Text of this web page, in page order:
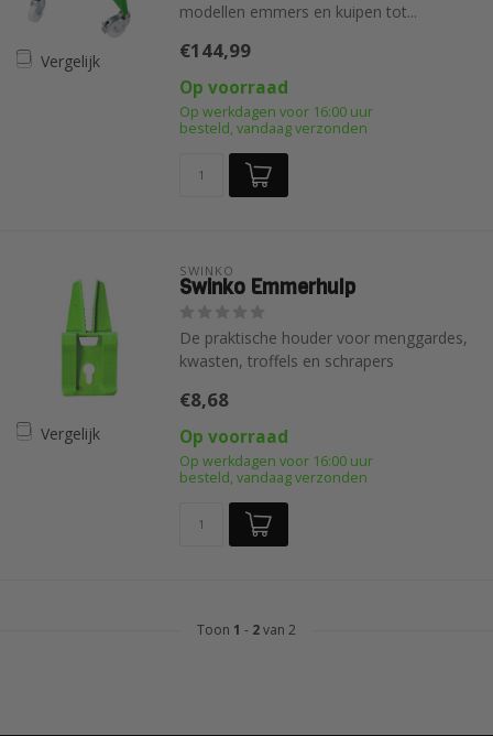
Vergelijk
modellen emmers en kuipen tot...
€144,99
Op voorraad
Op werkdagen voor 16:00 uur
besteld, vandaag verzonden
Vergelijk
SWINKO
Swinko Emmerhulp
De praktische houder voor menggardes,
kwasten, troffels en schrapers
€8,68
Op voorraad
Op werkdagen voor 16:00 uur
besteld, vandaag verzonden
Toon 1 - 2van 2